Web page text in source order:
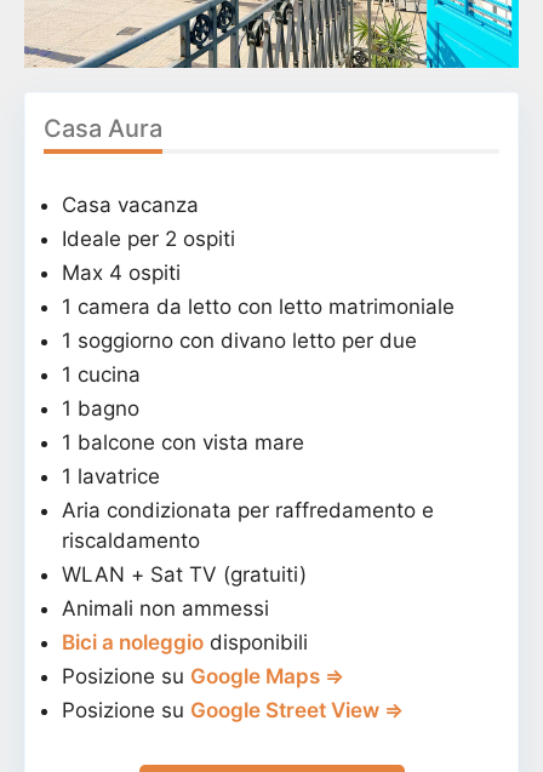
Casa Aura
Casa vacanza
Ideale per 2 ospiti
Max 4 ospiti
1 camera da letto con letto matrimoniale
1 soggiorno con divano letto per due
1 cucina
1 bagno
1 balcone con vista mare
1 lavatrice
Aria condizionata per raffredamento e
riscaldamento
WLAN + Sat TV (gratuiti)
Animali non ammessi
Bici a noleggio disponibili
Posizione su Google Maps ⇒
Posizione su Google Street View ⇒